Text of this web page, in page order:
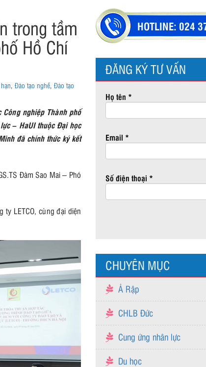
trong tầm
Hồ Chí
, Đào tạo nghề, Đào tạo
nghiệp Thành phố
– HaUI thuộc Đại học
đã chính thức ký kết
Đàm Sao Mai – Phó
ty LETCO, cùng đại diện
HOTLINE: 024
ĐĂNG KÝ TƯ VẤN
Họ tên *
Email *
Số điện thoại *
CHUYÊN MỤC
Ả Rập
CHLB Đức
Cung ứng nhân lực
Du học